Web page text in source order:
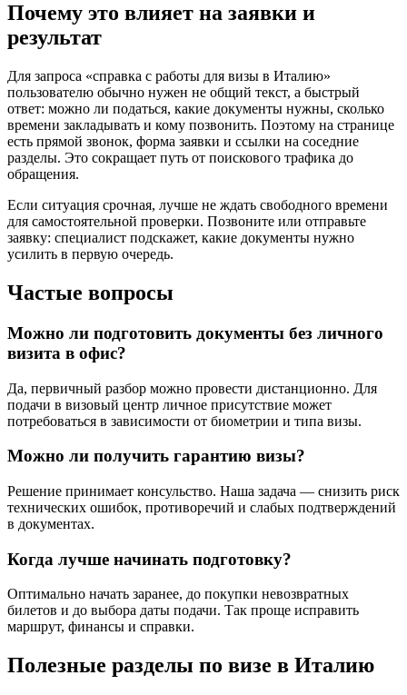
Почему это влияет на заявки и
результат
Для запроса «справка с работы для визы в Италию»
пользователю обычно нужен не общий текст, а быстрый
ответ: можно ли податься, какие документы нужны, сколько
времени закладывать и кому позвонить. Поэтому на странице
есть прямой звонок, форма заявки и ссылки на соседние
разделы. Это сокращает путь от поискового трафика до
обращения.
Если ситуация срочная, лучше не ждать свободного времени
для самостоятельной проверки. Позвоните или отправьте
заявку: специалист подскажет, какие документы нужно
усилить в первую очередь.
Частые вопросы
Можно ли подготовить документы без личного
визита в офис?
Да, первичный разбор можно провести дистанционно. Для
подачи в визовый центр личное присутствие может
потребоваться в зависимости от биометрии и типа визы.
Можно ли получить гарантию визы?
Решение принимает консульство. Наша задача — снизить риск
технических ошибок, противоречий и слабых подтверждений
в документах.
Когда лучше начинать подготовку?
Оптимально начать заранее, до покупки невозвратных
билетов и до выбора даты подачи. Так проще исправить
маршрут, финансы и справки.
Полезные разделы по визе в Италию